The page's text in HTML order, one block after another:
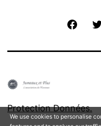
Protection Données.
We use cookies to personalise